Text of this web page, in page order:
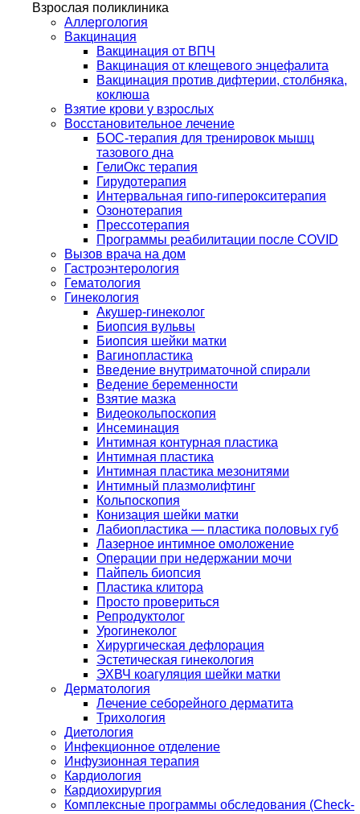
Взрослая поликлиника
Аллергология
Вакцинация
Вакцинация от ВПЧ
Вакцинация от клещевого энцефалита
Вакцинация против дифтерии, столбняка,
коклюша
Взятие крови у взрослых
Восстановительное лечение
БОС-терапия для тренировок мышц
тазового дна
ГелиОкс терапия
Гирудотерапия
Интервальная гипо-гиперокситерапия
Озонотерапия
Прессотерапия
Программы реабилитации после СOVID
Вызов врача на дом
Гастроэнтерология
Гематология
Гинекология
Акушер-гинеколог
Биопсия вульвы
Биопсия шейки матки
Вагинопластика
Введение внутриматочной спирали
Ведение беременности
Взятие мазка
Видеокольпоскопия
Инсеминация
Интимная контурная пластика
Интимная пластика
Интимная пластика мезонитями
Интимный плазмолифтинг
Кольпоскопия
Конизация шейки матки
Лабиопластика — пластика половых губ
Лазерное интимное омоложение
Операции при недержании мочи
Пайпель биопсия
Пластика клитора
Просто провериться
Репродуктолог
Урогинеколог
Хирургическая дефлорация
Эстетическая гинекология
ЭХВЧ коагуляция шейки матки
Дерматология
Лечение себорейного дерматита
Трихология
Диетология
Инфекционное отделение
Инфузионная терапия
Кардиология
Кардиохирургия
Комплексные программы обследования (Check-